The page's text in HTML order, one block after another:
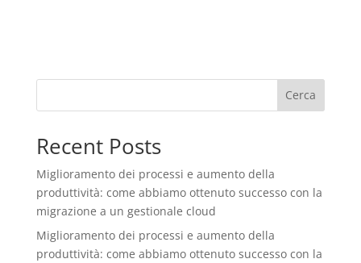
Cerca
Recent Posts
Miglioramento dei processi e aumento della
produttività: come abbiamo ottenuto successo con la
migrazione a un gestionale cloud
Miglioramento dei processi e aumento della
produttività: come abbiamo ottenuto successo con la